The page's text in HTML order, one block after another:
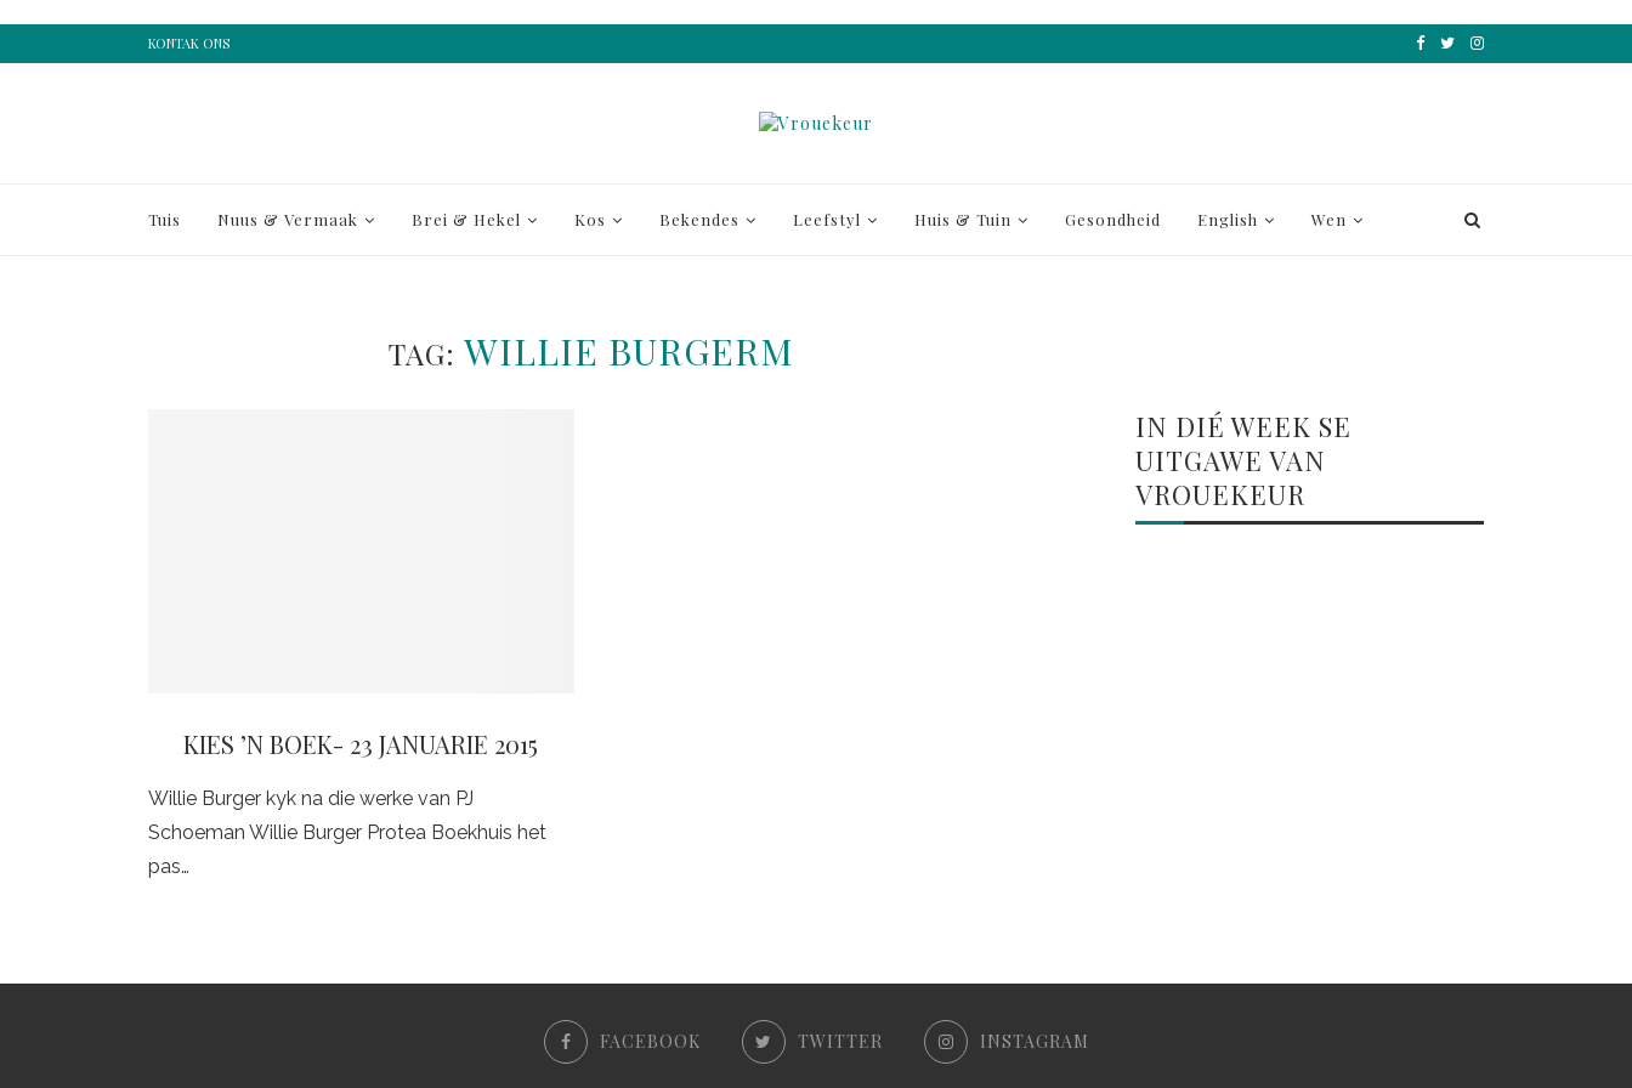
KONTAK ONS
Tuis Nuus & Vermaak Brei & Hekel Kos Bekendes Leefstyl Huis & Tuin Gesondheid English Wen
TAG:WILLIE BURGERM
KIES ’N BOEK- 23 JANUARIE 2015
Willie Burger kyk na die werke van PJ
Schoeman Willie Burger Protea Boekhuis het
pas…
IN DIÉ WEEK SE
UITGAWE VAN
VROUEKEUR
FACEBOOK TWITTER INSTAGRAM